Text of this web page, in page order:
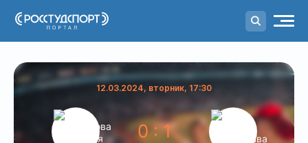
Порталстуденческого спорта
12.03.2024, вторник, 17:30
0 : 1